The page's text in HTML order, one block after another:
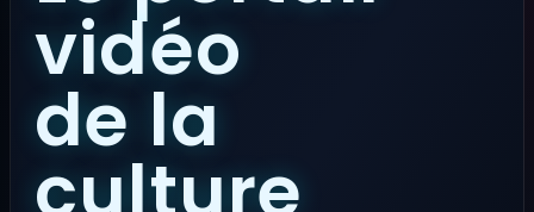
vidéo
de la
culture